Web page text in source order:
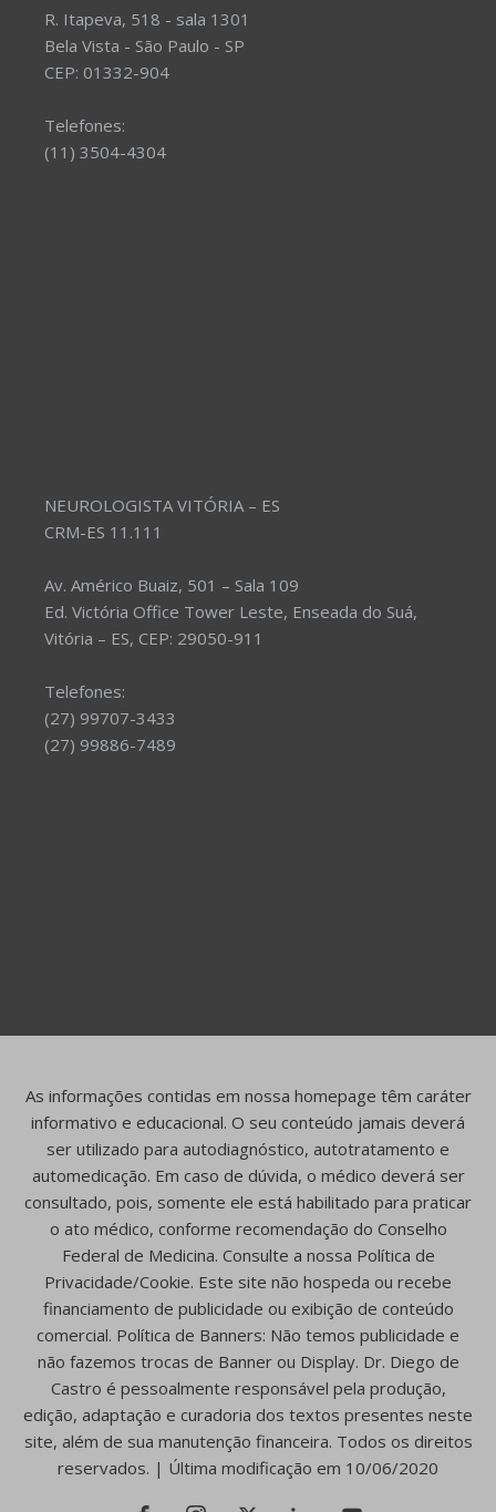
R. Itapeva, 518 - sala 1301
Bela Vista - São Paulo - SP
CEP: 01332-904
Telefones:
(11) 3504-4304
NEUROLOGISTA VITÓRIA – ES
CRM-ES 11.111
Av. Américo Buaiz, 501 – Sala 109
Ed. Victória Office Tower Leste, Enseada do Suá,
Vitória – ES, CEP: 29050-911
Telefones:
(27) 99707-3433
(27) 99886-7489
As informações contidas em nossa homepage têm caráter
informativo e educacional. O seu conteúdo jamais deverá
ser utilizado para autodiagnóstico, autotratamento e
automedicação. Em caso de dúvida, o médico deverá ser
consultado, pois, somente ele está habilitado para praticar
o ato médico, conforme recomendação do Conselho
Federal de Medicina. Consulte a nossa Política de
Privacidade/Cookie. Este site não hospeda ou recebe
financiamento de publicidade ou exibição de conteúdo
comercial. Política de Banners: Não temos publicidade e
não fazemos trocas de Banner ou Display. Dr. Diego de
Castro é pessoalmente responsável pela produção,
edição, adaptação e curadoria dos textos presentes neste
site, além de sua manutenção financeira. Todos os direitos
reservados. | Última modificação em 10/06/2020